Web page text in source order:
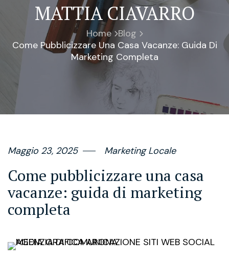
MATTIA CIAVARRO
Home Blog
Come Pubblicizzare Una Casa Vacanze: Guida Di
Marketing Completa
Maggio 23, 2025 Marketing Locale
Come pubblicizzare una casa
vacanze: guida di marketing
completa